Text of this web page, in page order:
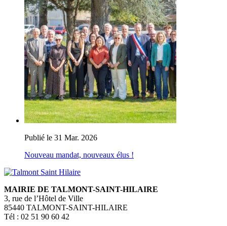
Publié le 31 Mar. 2026
Nouveau mandat, nouveaux élus !
MAIRIE DE TALMONT-SAINT-HILAIRE
3, rue de l’Hôtel de Ville
85440 TALMONT-SAINT-HILAIRE
Tél : 02 51 90 60 42